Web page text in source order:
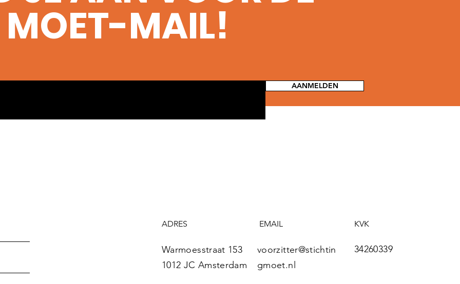
MOET-MAIL!
AANMELDEN
ADRES
Warmoesstraat 153
1012 JC Amsterdam
EMAIL
voorzitter@stichtin
gmoet.nl
KVK
34260339